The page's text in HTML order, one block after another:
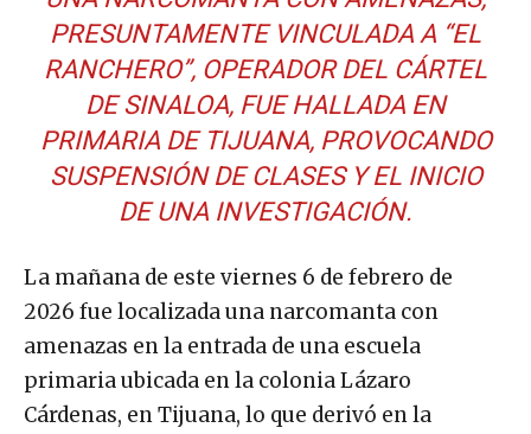
PRESUNTAMENTE VINCULADA A “EL
RANCHERO”, OPERADOR DEL CÁRTEL
DE SINALOA, FUE HALLADA EN
PRIMARIA DE TIJUANA, PROVOCANDO
SUSPENSIÓN DE CLASES Y EL INICIO
DE UNA INVESTIGACIÓN.
La mañana de este viernes 6 de febrero de
2026 fue localizada una narcomanta con
amenazas en la entrada de una escuela
primaria ubicada en la colonia Lázaro
Cárdenas, en Tijuana, lo que derivó en la